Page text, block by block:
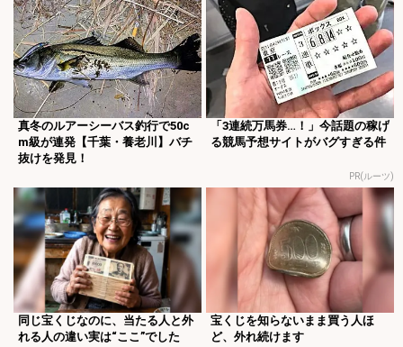
真冬のルアーシーバス釣行で50c
m級が連発【千葉・養老川】バチ
抜けを発見！
「3連続万馬券…！」今話題の稼げ
る競馬予想サイトがバグすぎる件
PR(ルーツ)
同じ宝くじなのに、当たる人と外
れる人の違い実は“ここ”でした
宝くじを知らないまま買う人ほ
ど、外れ続けます